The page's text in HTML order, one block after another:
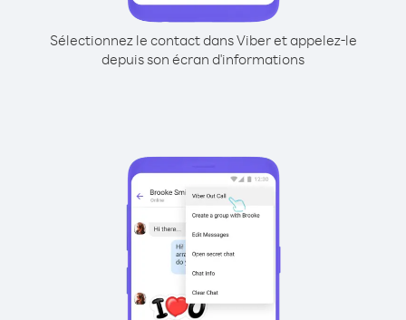
Sélectionnez le contact dans Viber et appelez-le
depuis son écran d'informations